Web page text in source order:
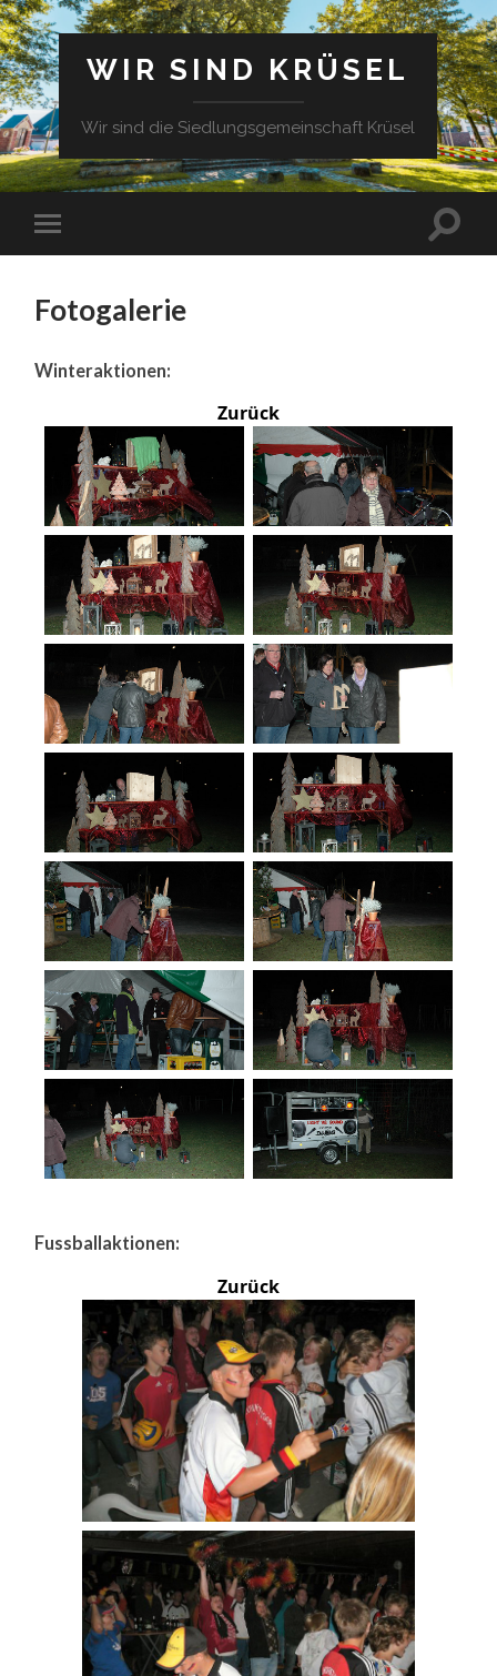
WIR SIND KRÜSEL
Wir sind die Siedlungsgemeinschaft Krüsel
Fotogalerie
Winteraktionen:
Zurück
Fussballaktionen:
Zurück